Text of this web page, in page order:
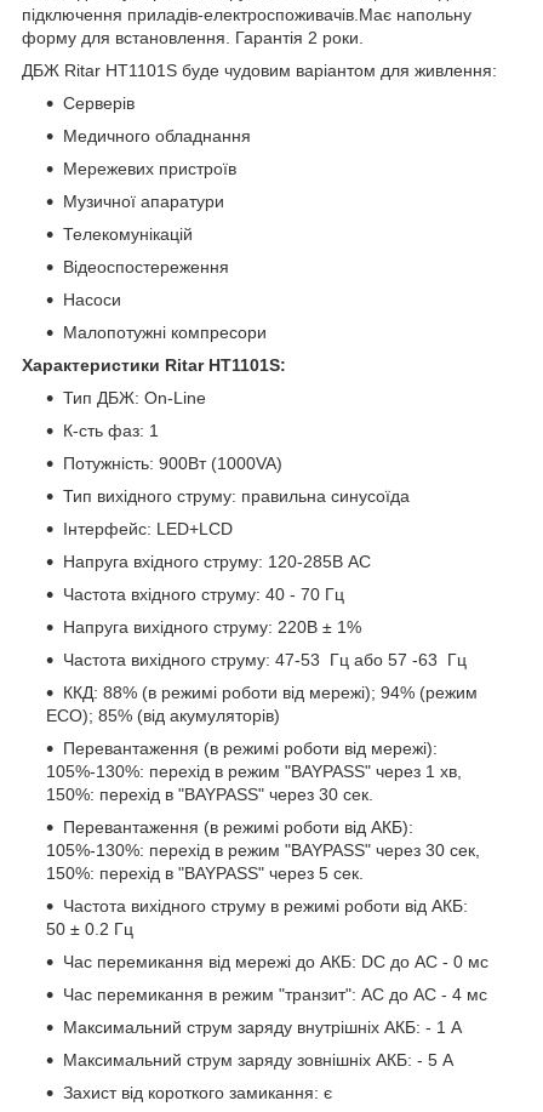
підключення приладів-електроспоживачів.Має напольну
форму для встановлення. Гарантія 2 роки.
ДБЖ Ritar HT1101S буде чудовим варіантом для живлення:
Серверів
Медичного обладнання
Мережевих пристроїв
Музичної апаратури
Телекомунікацій
Відеоспостереження
Насоси
Малопотужні компресори
Характеристики Ritar HT1101S:
Тип ДБЖ: On-Line
К-сть фаз: 1
Потужність: 900Вт (1000VA)
Тип вихідного струму: правильна синусоїда
Інтерфейс: LED+LCD
Напруга вхідного струму: 120-285В АС
Частота вхідного струму: 40 - 70 Гц
Напруга вихідного струму: 220В ± 1%
Частота вихідного струму: 47-53 Гц або 57 -63 Гц
ККД: 88% (в режимі роботи від мережі); 94% (режим
ECO); 85% (від акумуляторів)
Перевантаження (в режимі роботи від мережі):
105%-130%: перехід в режим "BAYPASS" через 1 хв,
150%: перехід в "BAYPASS" через 30 сек.
Перевантаження (в режимі роботи від АКБ):
105%-130%: перехід в режим "BAYPASS" через 30 сек,
150%: перехід в "BAYPASS" через 5 сек.
Частота вихідного струму в режимі роботи від АКБ:
50 ± 0.2 Гц
Час перемикання від мережі до АКБ: DC до AC - 0 мс
Час перемикання в режим "транзит": AC до AC - 4 мс
Максимальний струм заряду внутрішніх АКБ: - 1 А
Максимальний струм заряду зовнішніх АКБ: - 5 А
Захист від короткого замикання: є